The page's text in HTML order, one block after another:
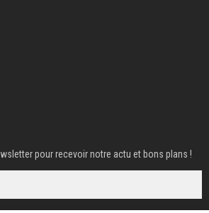
pour recevoir notre actu et bons plans !